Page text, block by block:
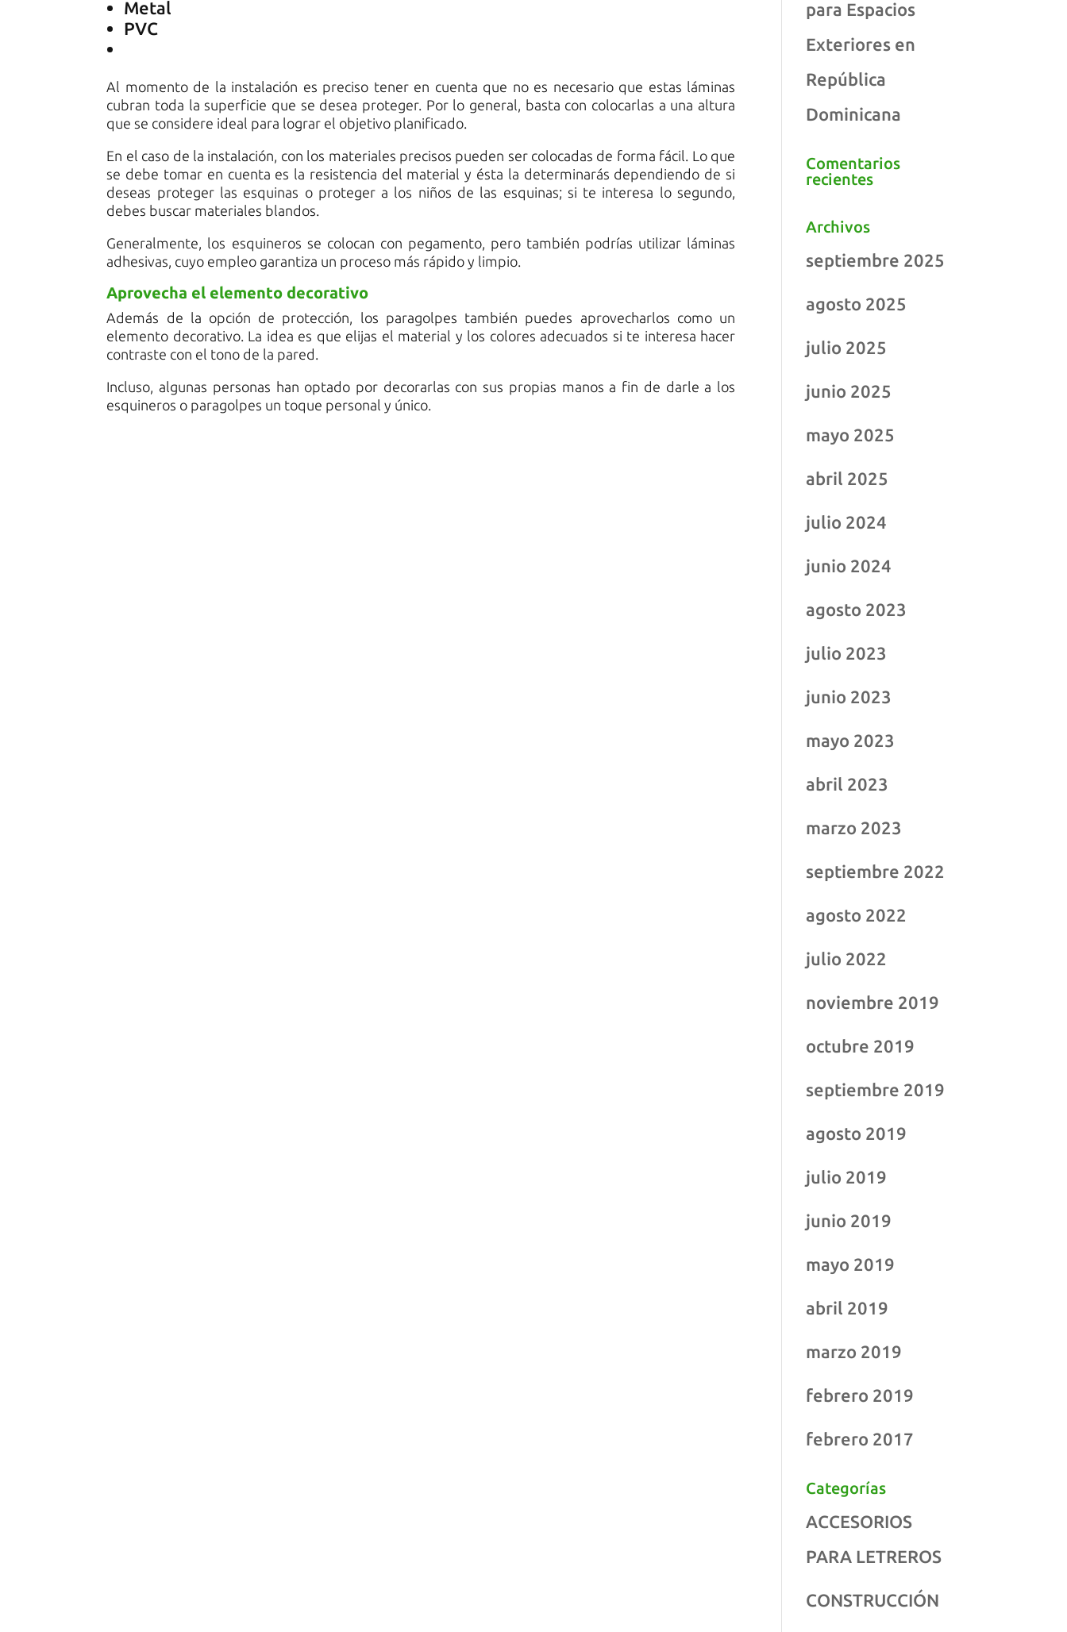
Metal
PVC
Al momento de la instalación es preciso tener en cuenta que no es necesario que estas láminas
cubran toda la superficie que se desea proteger. Por lo general, basta con colocarlas a una altura
que se considere ideal para lograr el objetivo planificado.
En el caso de la instalación, con los materiales precisos pueden ser colocadas de forma fácil. Lo que
se debe tomar en cuenta es la resistencia del material y ésta la determinarás dependiendo de si
deseas proteger las esquinas o proteger a los niños de las esquinas; si te interesa lo segundo,
debes buscar materiales blandos.
Generalmente, los esquineros se colocan con pegamento, pero también podrías utilizar láminas
adhesivas, cuyo empleo garantiza un proceso más rápido y limpio.
Aprovecha el elemento decorativo
Además de la opción de protección, los paragolpes también puedes aprovecharlos como un
elemento decorativo. La idea es que elijas el material y los colores adecuados si te interesa hacer
contraste con el tono de la pared.
Incluso, algunas personas han optado por decorarlas con sus propias manos a fin de darle a los
esquineros o paragolpes un toque personal y único.
para Espacios
Exteriores en
República
Dominicana
Comentarios
recientes
Archivos
septiembre 2025
agosto 2025
julio 2025
junio 2025
mayo 2025
abril 2025
julio 2024
junio 2024
agosto 2023
julio 2023
junio 2023
mayo 2023
abril 2023
marzo 2023
septiembre 2022
agosto 2022
julio 2022
noviembre 2019
octubre 2019
septiembre 2019
agosto 2019
julio 2019
junio 2019
mayo 2019
abril 2019
marzo 2019
febrero 2019
febrero 2017
Categorías
ACCESORIOS
PARA LETREROS
CONSTRUCCIÓN